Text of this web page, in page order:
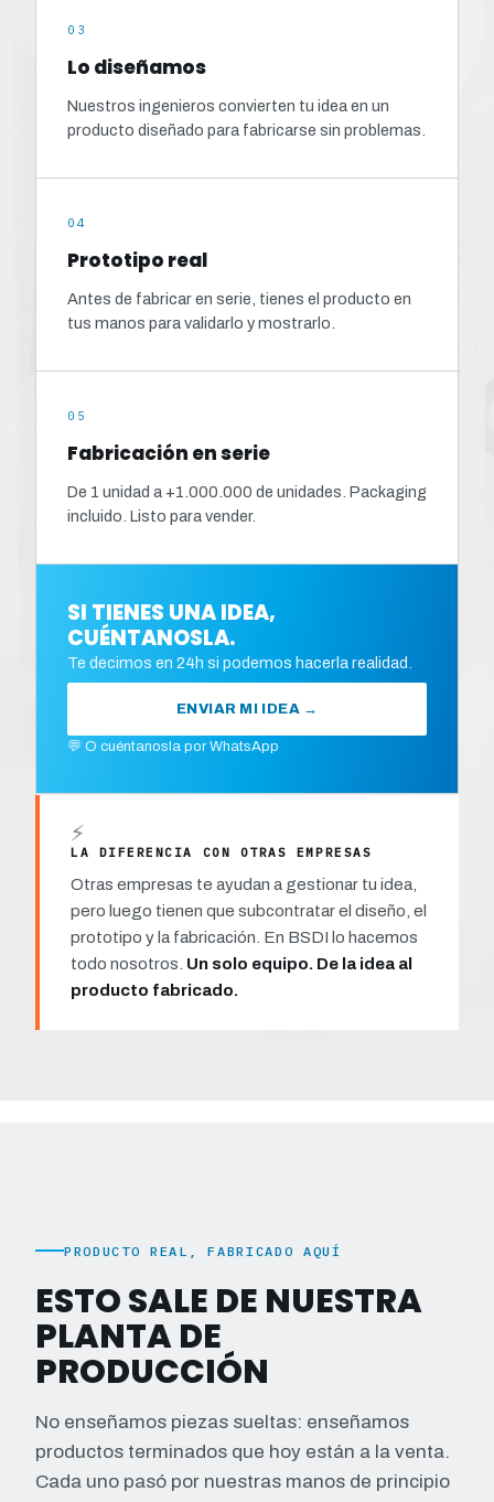
03
Lo diseñamos
Nuestros ingenieros convierten tu idea en un
producto diseñado para fabricarse sin problemas.
04
Prototipo real
Antes de fabricar en serie, tienes el producto en
tus manos para validarlo y mostrarlo.
05
Fabricación en serie
De 1 unidad a +1.000.000 de unidades. Packaging
incluido. Listo para vender.
SI TIENES UNA IDEA,
CUÉNTANOSLA.
Te decimos en 24h si podemos hacerla realidad.
ENVIAR MI IDEA →
💬 O cuéntanosla por WhatsApp
⚡
LA DIFERENCIA CON OTRAS EMPRESAS
Otras empresas te ayudan a gestionar tu idea,
pero luego tienen que subcontratar el diseño, el
prototipo y la fabricación. En BSDI lo hacemos
todo nosotros. Un solo equipo. De la idea al
producto fabricado.
PRODUCTO REAL, FABRICADO AQUÍ
ESTO SALE DE NUESTRA
PLANTA DE
PRODUCCIÓN
No enseñamos piezas sueltas: enseñamos
productos terminados que hoy están a la venta.
Cada uno pasó por nuestras manos de principio